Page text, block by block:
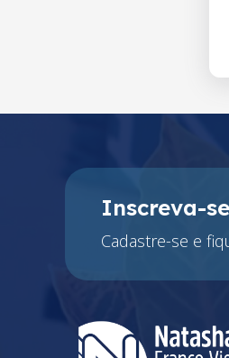
Inscreva-
Cadastre-se e